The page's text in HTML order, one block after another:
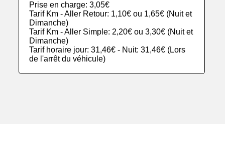
Prise en charge: 3,05€
Tarif Km - Aller Retour: 1,10€ ou 1,65€ (Nuit et
Dimanche)
Tarif Km - Aller Simple: 2,20€ ou 3,30€ (Nuit et
Dimanche)
Tarif horaire jour: 31,46€ - Nuit: 31,46€ (Lors
de l'arrêt du véhicule)